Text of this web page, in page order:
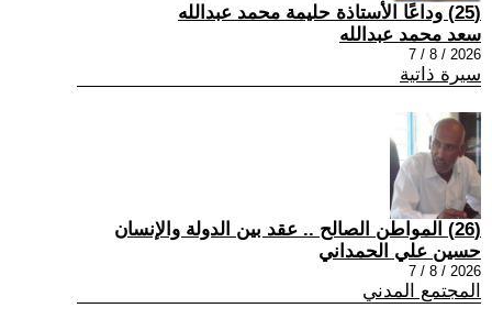
(25) وداعًا الأستاذة حليمة محمد عبدالله
سعد محمد عبدالله
2026 / 8 / 7
سيرة ذاتية
(26) المواطن الصالح .. عقد بين الدولة والإنسان
حسين علي الحمداني
2026 / 8 / 7
المجتمع المدني